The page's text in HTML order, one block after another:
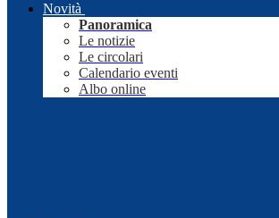
Novità
Panoramica
Le notizie
Le circolari
Calendario eventi
Albo online